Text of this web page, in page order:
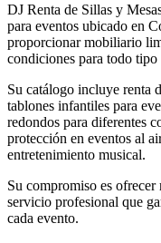
DJ Renta de Sillas y
para eventos ubicado en
proporcionar mobiliario
condiciones para todo tipo
Su catálogo incluye renta
tablones infantiles para
redondos para diferentes
protección en eventos al
entretenimiento musical.
Su compromiso es
servicio profesional que
cada evento.